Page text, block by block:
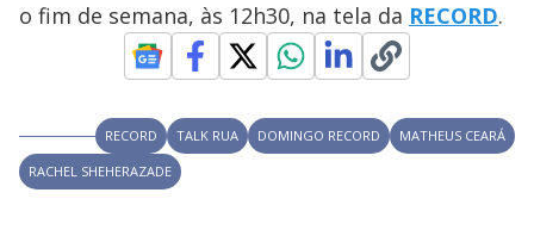
o fim de semana, às 12h30, na tela da RECORD.
RECORD TALK RUA DOMINGO RECORD
MATHEUS CEARÁ
RACHEL SHEHERAZADE